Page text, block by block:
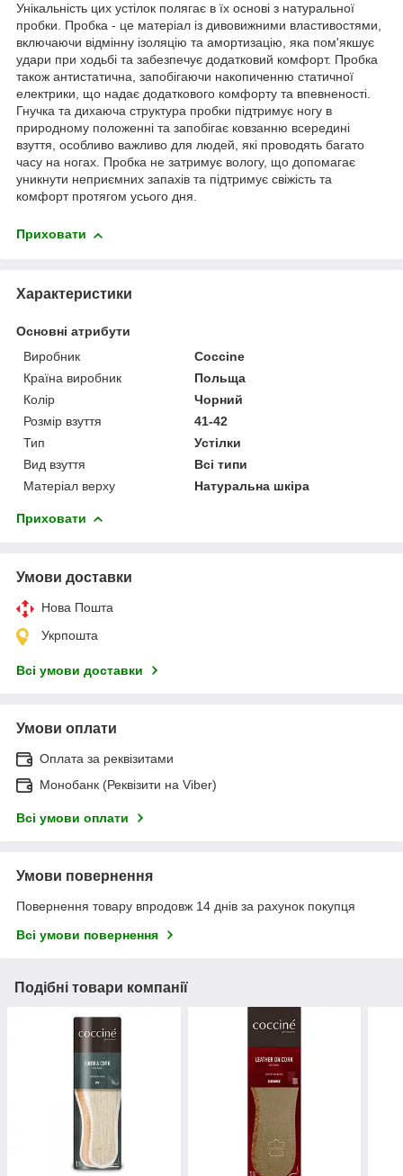
Унікальність цих устілок полягає в їх основі з натуральної
пробки. Пробка - це матеріал із дивовижними властивостями,
включаючи відмінну ізоляцію та амортизацію, яка пом'якшує
удари при ходьбі та забезпечує додатковий комфорт. Пробка
також антистатична, запобігаючи накопиченню статичної
електрики, що надає додаткового комфорту та впевненості.
Гнучка та дихаюча структура пробки підтримує ногу в
природному положенні та запобігає ковзанню всередині
взуття, особливо важливо для людей, які проводять багато
часу на ногах. Пробка не затримує вологу, що допомагає
уникнути неприємних запахів та підтримує свіжість та
комфорт протягом усього дня.
Приховати
Характеристики
Основні атрибути
Виробник
Coccine
Країна виробник
Польща
Колір
Чорний
Розмір взуття
41-42
Тип
Устілки
Вид взуття
Всі типи
Матеріал верху
Натуральна шкіра
Приховати
Умови доставки
Нова Пошта
Укрпошта
Всі умови доставки
Умови оплати
Оплата за реквізитами
Монобанк (Реквізити на Viber)
Всі умови оплати
Умови повернення
Повернення товару впродовж 14 днів за рахунок покупця
Всі умови повернення
Подібні товари компанії